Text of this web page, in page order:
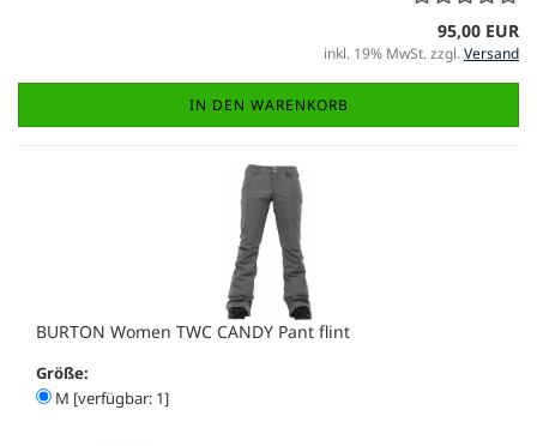
95,00 EUR
inkl. 19% MwSt. zzgl.Versand
IN DEN WARENKORB
BURTON Women TWC CANDY Pant flint
Größe:
M [verfügbar: 1]